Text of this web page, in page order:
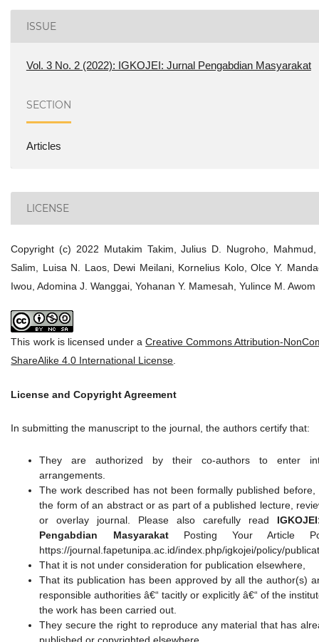
ISSUE
Vol. 3 No. 2 (2022): IGKOJEI: Jurnal Pengabdian Masyarakat
SECTION
Articles
LICENSE
Copyright (c) 2022 Mutakim Takim, Julius D. Nugroho,
Salim, Luisa N. Laos, Dewi Meilani, Kornelius Kolo, Olce Y.
Iwou, Adomina J. Wanggai, Yohanan Y. Mamesah, Yulince M. Awom
This work is licensed under aCreative Commons Attribution-
ShareAlike 4.0 International License.
License and Copyright Agreement
In submitting the manuscript to the journal, the authors certify that:
They are authorized by their co-authors to enter
arrangements.
The work described has not been formally published before,
the form of an abstract or as part of a published lecture,
or overlay journal. Please also carefully read
Pengabdian MasyarakatPosting Your Article
https://journal.fapetunipa.ac.id/index.php/igkojei/policy/
That it is not under consideration for publication elsewhere,
That its publication has been approved by all the author(s)
responsible authorities â€“ tacitly or explicitly â€“ of the
the work has been carried out.
They secure the right to reproduce any material that has
published or copyrighted elsewhere.